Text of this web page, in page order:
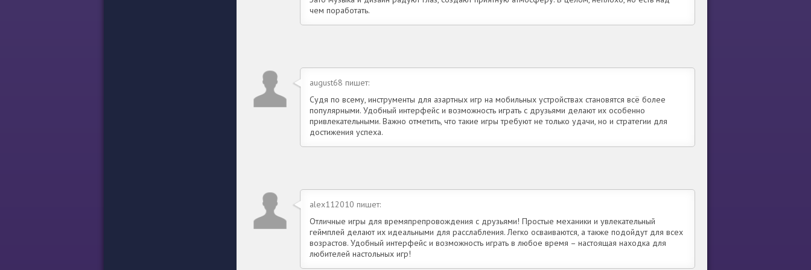
чем поработать.
august68 пишет:
Судя по всему, инструменты для азартных игр на мобильных устройствах становятся всё более
популярными. Удобный интерфейс и возможность играть с друзьями делают их особенно
привлекательными. Важно отметить, что такие игры требуют не только удачи, но и стратегии для
достижения успеха.
alex112010 пишет:
Отличные игры для времяпрепровождения с друзьями! Простые механики и увлекательный
геймплей делают их идеальными для расслабления. Легко осваиваются, а также подойдут для всех
возрастов. Удобный интерфейс и возможность играть в любое время – настоящая находка для
любителей настольных игр!